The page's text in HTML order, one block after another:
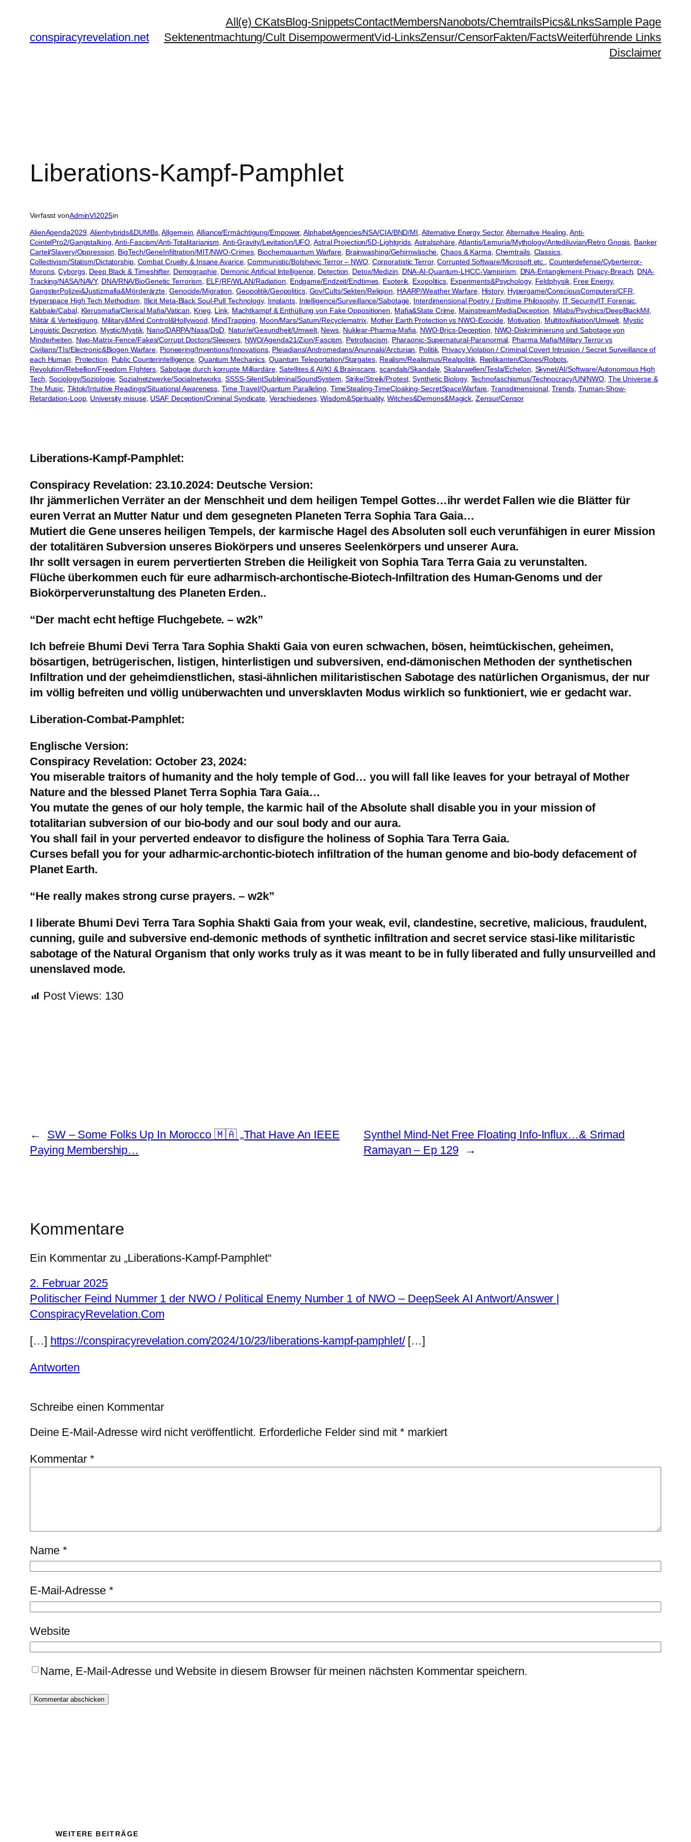
springenconspiracyrevelation.net
All(e) CKatsBlog-SnippetsContactMembersNanobots/ChemtrailsPics&LnksSample Page
Sektenentmachtung/Cult DisempowermentVid-LinksZensur/CensorFakten/FactsWeiterführende Links
Disclaimer
Liberations-Kampf-Pamphlet
Verfasst vonAdminVI2025in
AlienAgenda2029, Alienhybrids&DUMBs, Allgemein, Alliance/Ermächtigung/Empower, AlphabetAgencies/NSA/CIA/BND/MI, Alternative Energy Sector, Alternative Healing, Anti-
CointelPro2/Gangstalking, Anti-Fascism/Anti-Totalitarianism, Anti-Gravity/Levitation/UFO, Astral Projection/5D-Lightgrids, Astralsphäre, Atlantis/Lemuria/Mythology/Antediluvian/Retro Gnosis, Banker
Cartel/Slavery/Oppression, BigTech/GeneInfiltration/MIT/NWO-Crimes, Biochemquantum Warfare, Brainwashing/Gehirnwäsche, Chaos & Karma, Chemtrails, Classics
Collectivism/Statism/Dictatorship, Combat Cruelty & Insane Avarice, Communistic/Bolshevic Terror – NWO, Corporatistic Terror, Corrupted Software/Microsoft etc., Counterdefense/Cyberterror-
Morons, Cyborgs, Deep Black & Timeshifter, Demographie, Demonic Artificial Intelligence, Detection, Detox/Medizin, DNA-AI-Quantum-LHCC-Vampirism, DNA-Entanglement-Privacy-Breach, DNA-
Tracking/NASA/NAVY, DNA/RNA/BioGenetic Terrorism, ELF/RF/WLAN/Radiation, Endgame/Endzeit/Endtimes, Esoterik, Exopolitics, Experiments&Psychology, Feldphysik, Free Energy
GangsterPolizei&Justizmafia&Mörderärzte, Genocide/Migration, Geopolitik/Geopolitics, Gov/Cults/Sekten/Religion, HAARP/Weather Warfare, History, Hypergame/ConsciousComputers/CFR
Hyperspace High Tech Methodism, Illicit Meta-Black Soul-Pull Technology, Implants, Intelligence/Surveillance/Sabotage, Interdimensional Poetry / Endtime Philosophy, IT Security/IT Forensic
Kabbale/Cabal, Klerusmafia/Clerical Mafia/Vatican, Krieg, Link, Machtkampf & Enthüllung von Fake Oppositionen, Mafia&State Crime, MainstreamMediaDeception, Milabs/Psychics/DeepBlackMil
Militär & Verteidigung, Military&Mind Control&Hollywood, MindTrapping, Moon/Mars/Saturn/Recyclematrix, Mother Earth Protection vs NWO-Ecocide, Motivation, Multitoxifikation/Umwelt, Mystic
Linguistic Decryption, Mystic/Mystik, Nano/DARPA/Nasa/DoD, Natur/e/Gesundheit/Umwelt, News, Nuklear-Pharma-Mafia, NWO-Brics-Deception, NWO-Diskriminierung und Sabotage von
Minderheiten, Nwo-Matrix-Fence/Fakes/Corrupt Doctors/Sleepers, NWO/Agenda21/Zion/Fascism, Petrofascism, Pharaonic-Supernatural-Paranormal, Pharma Mafia/Military Terror vs
Civilians/TIs/Electronic&Biogen Warfare, Pioneering/Inventions/Innovations, Pleiadians/Andromedans/Anunnaki/Arcturian, Politik, Privacy Violation / Criminal Covert Intrusion / Secret Surveillance of
each Human, Protection, Public Counterintelligence, Quantum Mechanics, Quantum Teleportation/Stargates, Realism/Realismus/Realpolitik, Replikanten/Clones/Robots
Revolution/Rebellion/Freedom FIghters, Sabotage durch korrupte Milliardäre, Satellites & AI/KI & Brainscans, scandals/Skandale, Skalarwellen/Tesla/Echelon, Skynet/AI/Software/Autonomous High
Tech, Sociology/Soziologie, Sozialnetzwerke/Socialnetworks, SSSS-SilentSubliminalSoundSystem, Strike/Streik/Protest, Synthetic Biology, Technofaschismus/Technocracy/UN/NWO, The Universe &
The Music, Tiktok/Intuitive Readings/Situational Awareness, Time Travel/Quantum Paralleling, TimeStealing-TimeCloaking-SecretSpaceWarfare, Transdimensional, Trends, Truman-Show-
Retardation-Loop, University misuse, USAF Deception/Criminal Syndicate, Verschiedenes, Wisdom&Spirituality, Witches&Demons&Magick, Zensur/Censor
Liberations-Kampf-Pamphlet:
Conspiracy Revelation: 23.10.2024: Deutsche Version:
Ihr jämmerlichen Verräter an der Menschheit und dem heiligen Tempel Gottes…ihr werdet Fallen wie die Blätter für
euren Verrat an Mutter Natur und dem gesegneten Planeten Terra Sophia Tara Gaia…
Mutiert die Gene unseres heiligen Tempels, der karmische Hagel des Absoluten soll euch verunfähigen in eurer Mission
der totalitären Subversion unseres Biokörpers und unseres Seelenkörpers und unserer Aura.
Ihr sollt versagen in eurem pervertierten Streben die Heiligkeit von Sophia Tara Terra Gaia zu verunstalten.
Flüche überkommen euch für eure adharmisch-archontische-Biotech-Infiltration des Human-Genoms und der
Biokörperverunstaltung des Planeten Erden..
“Der macht echt heftige Fluchgebete. – w2k”
Ich befreie Bhumi Devi Terra Tara Sophia Shakti Gaia von euren schwachen, bösen, heimtückischen, geheimen,
bösartigen, betrügerischen, listigen, hinterlistigen und subversiven, end-dämonischen Methoden der synthetischen
Infiltration und der geheimdienstlichen, stasi-ähnlichen militaristischen Sabotage des natürlichen Organismus, der nur
im völlig befreiten und völlig unüberwachten und unversklavten Modus wirklich so funktioniert, wie er gedacht war.
Liberation-Combat-Pamphlet:
Englische Version:
Conspiracy Revelation: October 23, 2024:
You miserable traitors of humanity and the holy temple of God… you will fall like leaves for your betrayal of Mother
Nature and the blessed Planet Terra Sophia Tara Gaia…
You mutate the genes of our holy temple, the karmic hail of the Absolute shall disable you in your mission of
totalitarian subversion of our bio-body and our soul body and our aura.
You shall fail in your perverted endeavor to disfigure the holiness of Sophia Tara Terra Gaia.
Curses befall you for your adharmic-archontic-biotech infiltration of the human genome and bio-body defacement of
Planet Earth.
“He really makes strong curse prayers. – w2k”
I liberate Bhumi Devi Terra Tara Sophia Shakti Gaia from your weak, evil, clandestine, secretive, malicious, fraudulent,
cunning, guile and subversive end-demonic methods of synthetic infiltration and secret service stasi-like militaristic
sabotage of the Natural Organism that only works truly as it was meant to be in fully liberated and fully unsurveilled and
unenslaved mode.
Post Views: 130
←
SW – Some Folks Up In Morocco 🇲🇦 „That Have An IEEE
Paying Membership…
Synthel Mind-Net Free Floating Info-Influx…& Srimad
Ramayan – Ep 129
→
Kommentare
Ein Kommentar zu „Liberations-Kampf-Pamphlet“
2. Februar 2025
Politischer Feind Nummer 1 der NWO / Political Enemy Number 1 of NWO – DeepSeek AI Antwort/Answer |
ConspiracyRevelation.Com
[…] https://conspiracyrevelation.com/2024/10/23/liberations-kampf-pamphlet/[…]
Antworten
Schreibe einen Kommentar
Deine E-Mail-Adresse wird nicht veröffentlicht. Erforderliche Felder sind mit* markiert
Kommentar*
Name *
E-Mail-Adresse *
Website
Name, E-Mail-Adresse und Website in diesem Browser für meinen nächsten Kommentar speichern.
WEITERE BEITRÄGE